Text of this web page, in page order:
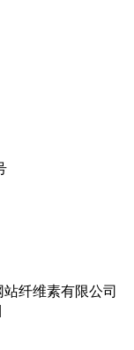
纤维素有限公司
|